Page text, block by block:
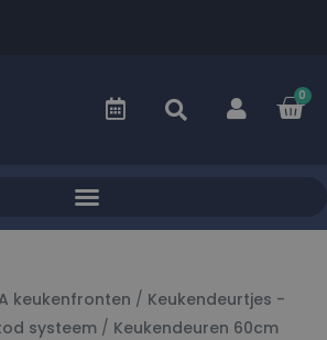
0
keukenfronten / Keukendeurtjes -
systeem / Keukendeuren 60cm